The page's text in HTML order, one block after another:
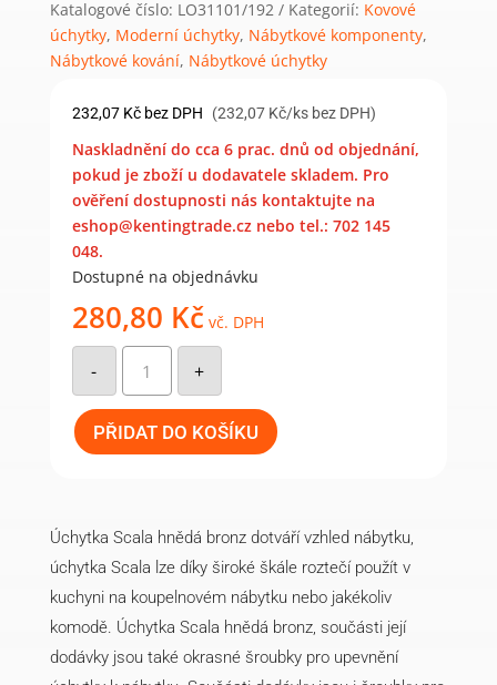
Katalogové číslo: LO31101/192 Kategorií: Kovové
úchytky, Moderní úchytky, Nábytkové komponenty,
Nábytkové kování, Nábytkové úchytky
232,07 Kč bez DPH (232,07 Kč/ks bez DPH)
Naskladnění do cca 6 prac. dnů od objednání,
pokud je zboží u dodavatele skladem. Pro
ověření dostupnosti nás kontaktujte na
eshop@kentingtrade.cz nebo tel.: 702 145
048.
Dostupné na objednávku
280,80 Kč vč. DPH
-
Nábytková
úchytka
Scala
hnědá
bronz
192
mm
množství
+
PŘIDAT DO KOŠÍKU
Úchytka Scala hnědá bronz dotváří vzhled nábytku,
úchytka Scala lze díky široké škále roztečí použít v
kuchyni na koupelnovém nábytku nebo jakékoliv
komodě. Úchytka Scala hnědá bronz, součásti její
dodávky jsou také okrasné šroubky pro upevnění